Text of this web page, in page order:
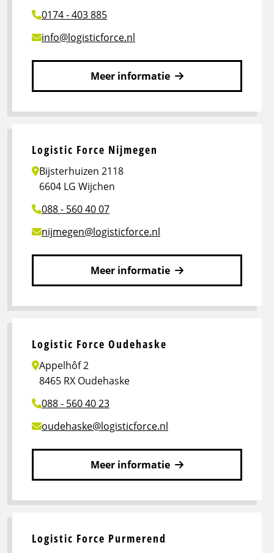
0174 - 403 885
info@logisticforce.nl
Meer informatie
meer
Logistic
Force
Naaldwijk
Logistic Force Nijmegen
Bijsterhuizen 2118
6604 LG Wijchen
088 - 560 40 07
nijmegen@logisticforce.nl
Meer informatie
meer
Logistic
Force
Nijmegen
Logistic Force Oudehaske
Appelhôf 2
8465 RX Oudehaske
088 - 560 40 23
oudehaske@logisticforce.nl
Meer informatie
meer
Logistic
Force
Logistic Force Purmerend